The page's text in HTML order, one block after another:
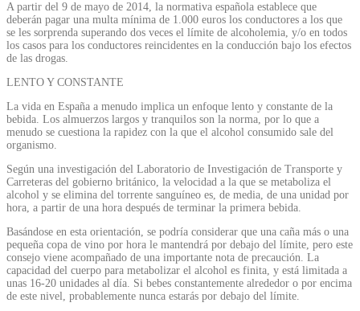
A partir del 9 de mayo de 2014, la normativa española establece que
deberán pagar una multa mínima de 1.000 euros los conductores a los que
se les sorprenda superando dos veces el límite de alcoholemia, y/o en todos
los casos para los conductores reincidentes en la conducción bajo los efectos
de las drogas.
LENTO Y CONSTANTE
La vida en España a menudo implica un enfoque lento y constante de la
bebida. Los almuerzos largos y tranquilos son la norma, por lo que a
menudo se cuestiona la rapidez con la que el alcohol consumido sale del
organismo.
Según una investigación del Laboratorio de Investigación de Transporte y
Carreteras del gobierno británico, la velocidad a la que se metaboliza el
alcohol y se elimina del torrente sanguíneo es, de media, de una unidad por
hora, a partir de una hora después de terminar la primera bebida.
Basándose en esta orientación, se podría considerar que una caña más o una
pequeña copa de vino por hora le mantendrá por debajo del límite, pero este
consejo viene acompañado de una importante nota de precaución. La
capacidad del cuerpo para metabolizar el alcohol es finita, y está limitada a
unas 16-20 unidades al día. Si bebes constantemente alrededor o por encima
de este nivel, probablemente nunca estarás por debajo del límite.